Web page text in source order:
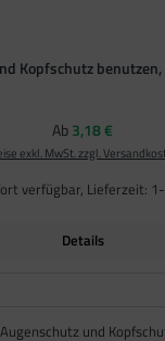
Kopfschutz
Regulärer Preis:
Ab3,18 €
exkl. MwSt. zzgl.
verfügbar, Lieferzeit:
Details